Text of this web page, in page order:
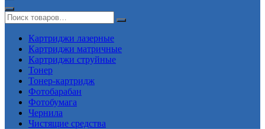
Картриджи лазерные
Картриджи матричные
Картриджи струйные
Тонер
Тонер-картридж
Фотобарабан
Фотобумага
Чернила
Чистящие средства